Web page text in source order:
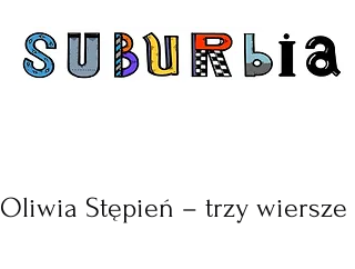
Oliwia Stępień – trzy wiersze